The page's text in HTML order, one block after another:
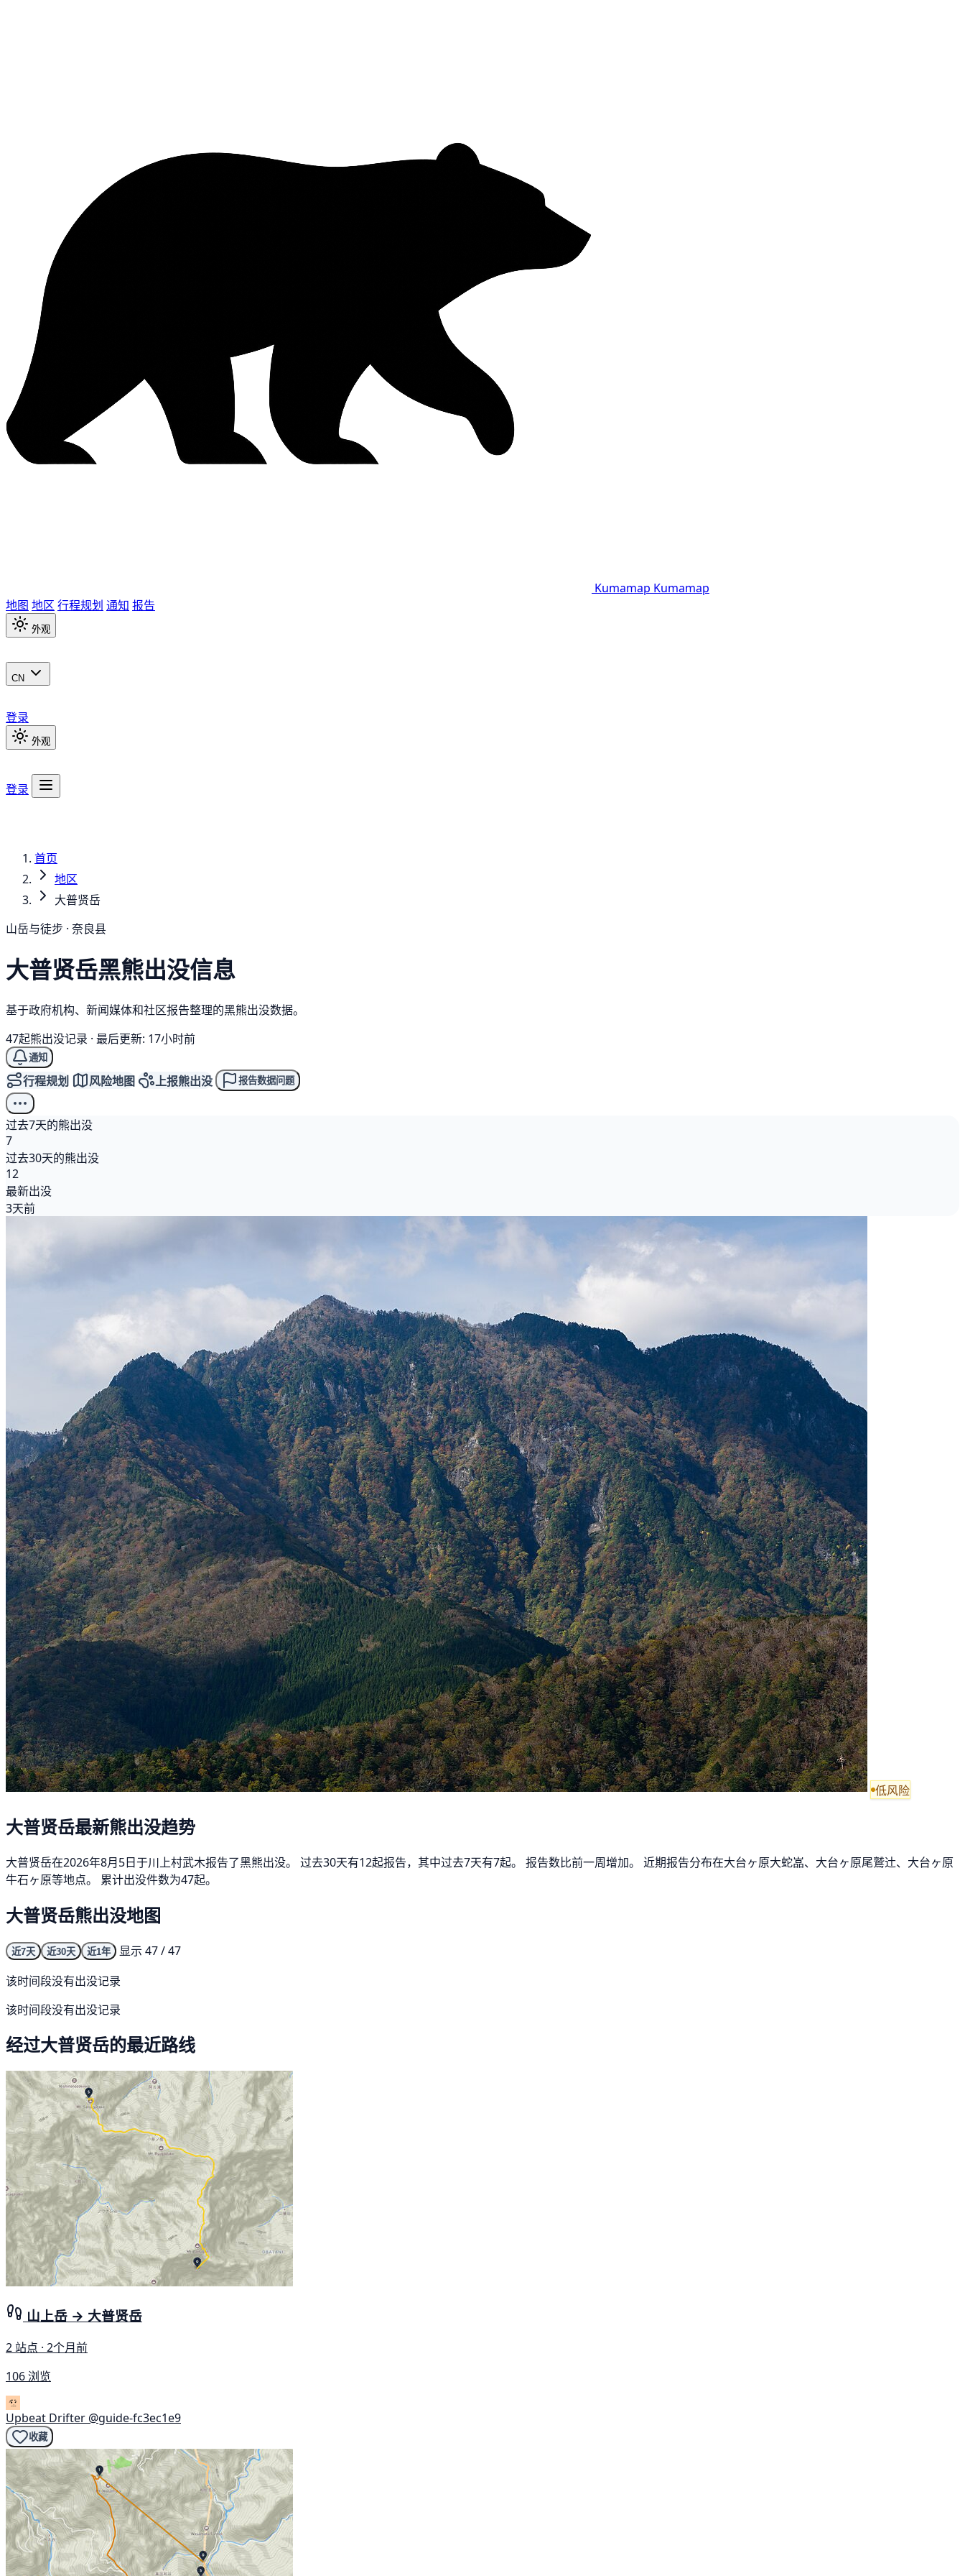
Kumamap Kumamap
地图 地区 行程规划 通知 报告
外观
CN
登录
外观
登录
首页
地区
大普贤岳
山岳与徒步 · 奈良县
大普贤岳黑熊出没信息
基于政府机构、新闻媒体和社区报告整理的黑熊出没数据。
47起熊出没记录 · 最后更新: 17小时前
通知
行程规划 风险地图 上报熊出没 报告数据问题
过去7天的熊出没
7
过去30天的熊出没
12
最新出没
3天前
低风险
大普贤岳最新熊出没趋势
大普贤岳在2026年8月5日于川上村武木报告了黑熊出没。 过去30天有12起报告，其中过去7天有7起。 报告数比前一周增加。 近期报告分布在大台ヶ原大蛇嵓、大台ヶ原尾鷲辻、大台ヶ原
牛石ヶ原等地点。 累计出没件数为47起。
大普贤岳熊出没地图
近7天 近30天 近1年
显示 47 / 47
该时间段没有出没记录
该时间段没有出没记录
经过大普贤岳的最近路线
山上岳 → 大普贤岳
2 站点 · 2个月前
106 浏览
Upbeat Drifter @guide-fc3ec1e9
收藏